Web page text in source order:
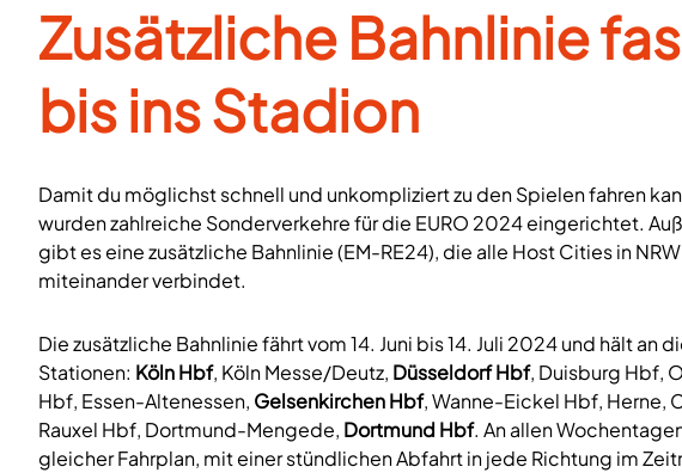
Zusätzliche Bahnlinie
bis ins Stadion
Damit du möglichst schnell und unkompliziert zu den Spielen fahren
wurden zahlreiche Sonderverkehre für die EURO 2024 eingerichtet.
gibt es eine zusätzliche Bahnlinie (EM-RE24), die alle Host Cities in NRW
miteinander verbindet.
Die zusätzliche Bahnlinie fährt vom 14. Juni bis 14. Juli 2024 und hält an
Stationen: Köln Hbf, Köln Messe/Deutz, Düsseldorf Hbf, Duisburg Hbf,
Hbf, Essen-Altenessen, Gelsenkirchen Hbf, Wanne-Eickel Hbf, Herne,
Rauxel Hbf, Dortmund-Mengede, Dortmund Hbf. An allen
gleicher Fahrplan, mit einer stündlichen Abfahrt in jede Richtung im